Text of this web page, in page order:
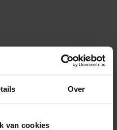
Over
van cookies
l’un des plus gratifiants
:
, plus des chèques-repas.